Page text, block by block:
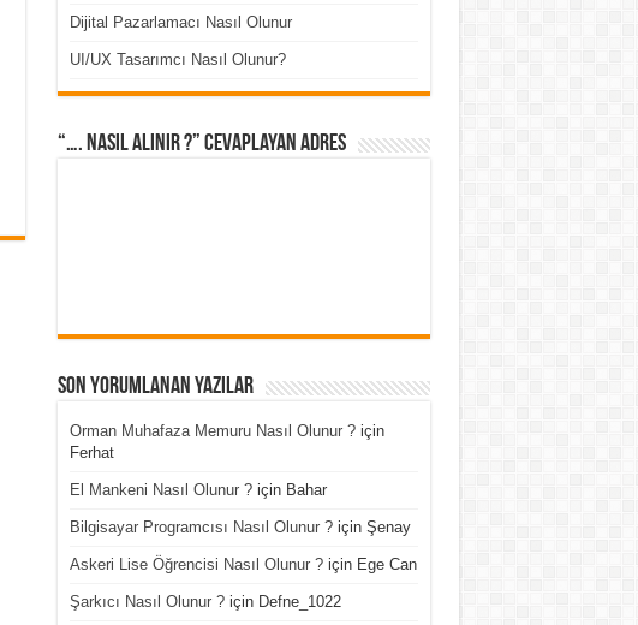
Dijital Pazarlamacı Nasıl Olunur
UI/UX Tasarımcı Nasıl Olunur?
“…. Nasıl Alınır ?” cevaplayan adres
Son Yorumlanan Yazılar
Orman Muhafaza Memuru Nasıl Olunur ?için
Ferhat
El Mankeni Nasıl Olunur ?için Bahar
Bilgisayar Programcısı Nasıl Olunur ?için Şenay
Askeri Lise Öğrencisi Nasıl Olunur ?için Ege Can
Şarkıcı Nasıl Olunur ?için Defne_1022